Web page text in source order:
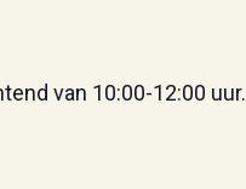
van 10:00-12:00 uur.